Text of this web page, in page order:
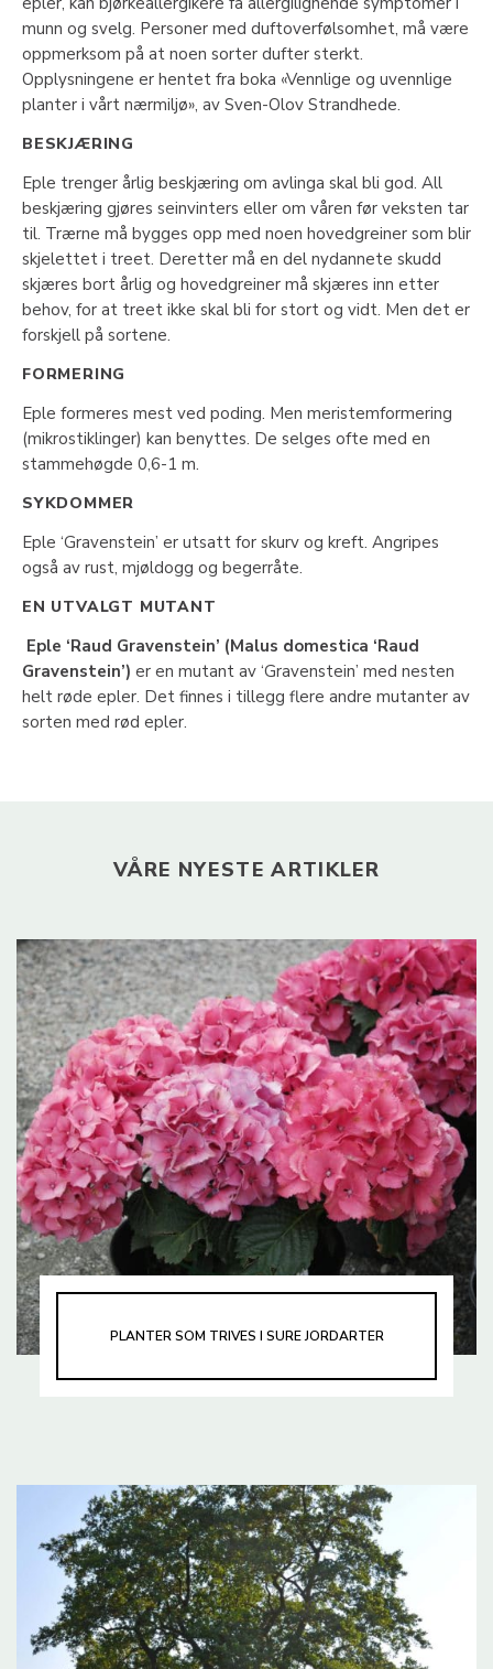
munn og svelg. Personer med duftoverfølsomhet, må være
oppmerksom på at noen sorter dufter sterkt.
Opplysningene er hentet fra boka «Vennlige og uvennlige
planter i vårt nærmiljø», av Sven-Olov Strandhede.
BESKJÆRING
Eple trenger årlig beskjæring om avlinga skal bli god. All
beskjæring gjøres seinvinters eller om våren før veksten tar
til. Trærne må bygges opp med noen hovedgreiner som blir
skjelettet i treet. Deretter må en del nydannete skudd
skjæres bort årlig og hovedgreiner må skjæres inn etter
behov, for at treet ikke skal bli for stort og vidt. Men det er
forskjell på sortene.
FORMERING
Eple formeres mest ved poding. Men meristemformering
(mikrostiklinger) kan benyttes. De selges ofte med en
stammehøgde 0,6-1 m.
SYKDOMMER
Eple ‘Gravenstein’ er utsatt for skurv og kreft. Angripes
også av rust, mjøldogg og begerråte.
EN UTVALGT MUTANT
Eple ‘Raud Gravenstein’ (Malus domestica ‘Raud
Gravenstein’) er en mutant av ‘Gravenstein’ med nesten
helt røde epler. Det finnes i tillegg flere andre mutanter av
sorten med rød epler.
VÅRE NYESTE ARTIKLER
PLANTER SOM TRIVES I SURE JORDARTER